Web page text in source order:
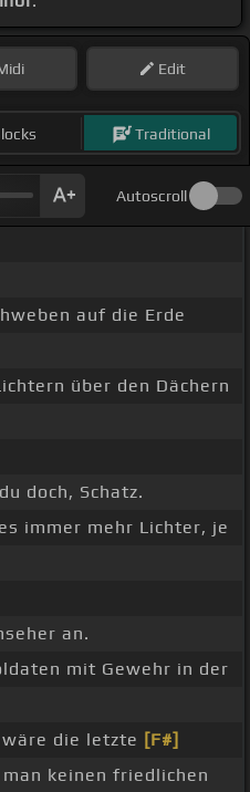
Edit
Traditional
Autoscroll
auf die Erde
über den Dächern
doch, Schatz.
immer mehr Lichter, je
an.
mit Gewehr in der
die letzte [F#]
keinen friedlichen